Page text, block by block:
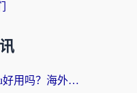
ChickCN和Unblock Youku好用吗？海外党亲测3款回国加速器，附iOS免费选择指南